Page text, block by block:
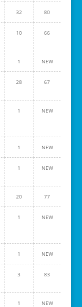
32 80
10 66
1 NEW
28 67
1 NEW
1 NEW
1 NEW
20 77
1 NEW
1 NEW
3 83
1 NEW